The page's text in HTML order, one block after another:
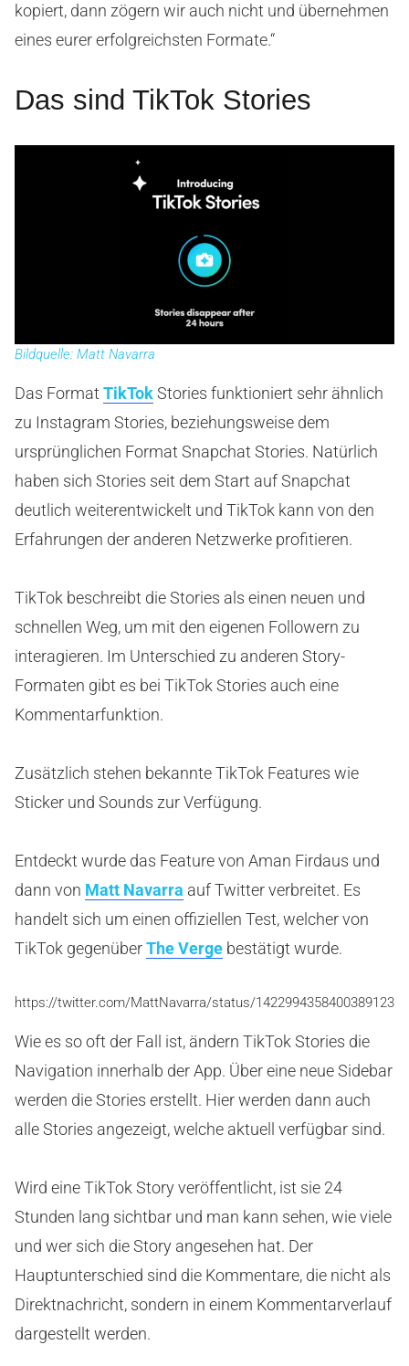
kopiert, dann zögern wir auch nicht und übernehmen
eines eurer erfolgreichsten Formate.“
Das sind TikTok Stories
Bildquelle: Matt Navarra
Das Format TikTokStories funktioniert sehr ähnlich
zu Instagram Stories, beziehungsweise dem
ursprünglichen Format Snapchat Stories. Natürlich
haben sich Stories seit dem Start auf Snapchat
deutlich weiterentwickelt und TikTok kann von den
Erfahrungen der anderen Netzwerke profitieren.
TikTok beschreibt die Stories als einen neuen und
schnellen Weg, um mit den eigenen Followern zu
interagieren. Im Unterschied zu anderen Story-
Formaten gibt es bei TikTok Stories auch eine
Kommentarfunktion.
Zusätzlich stehen bekannte TikTok Features wie
Sticker und Sounds zur Verfügung.
Entdeckt wurde das Feature von Aman Firdaus und
dann von Matt Navarra auf Twitter verbreitet. Es
handelt sich um einen offiziellen Test, welcher von
TikTok gegenüberThe Verge bestätigt wurde.
https://twitter.com/MattNavarra/status/1422994358400389123
Wie es so oft der Fall ist, ändern TikTok Stories die
Navigation innerhalb der App. Über eine neue Sidebar
werden die Stories erstellt. Hier werden dann auch
alle Stories angezeigt, welche aktuell verfügbar sind.
Wird eine TikTok Story veröffentlicht, ist sie 24
Stunden lang sichtbar und man kann sehen, wie viele
und wer sich die Story angesehen hat. Der
Hauptunterschied sind die Kommentare, die nicht als
Direktnachricht, sondern in einem Kommentarverlauf
dargestellt werden.